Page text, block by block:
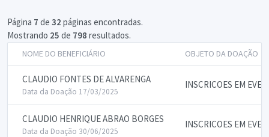
Página 7 de 32 páginas encontradas.
Mostrando 25 de 798 resultados.
NOME DO BENEFICIÁRIO OBJETO DA DOAÇÃO
CLAUDIO FONTES DE ALVARENGA
Data da Doação 17/03/2025
INSCRICOES EM
CLAUDIO HENRIQUE ABRAO BORGES
Data da Doação 30/06/2025
INSCRICOES EM